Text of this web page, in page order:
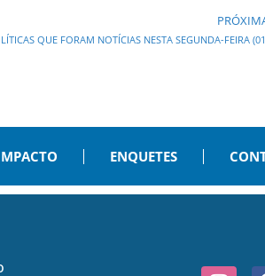
QUE FORAM NOTÍCIAS NESTA SEGUNDA-FEIRA
ENQUETES